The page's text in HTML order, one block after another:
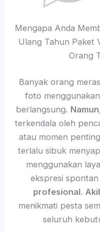
Mengapa Anda
Ulang Tahun Paket
Orang
Banyak orang
foto
berlangsung. Namun
terkendala oleh
atau momen
terlalu sibuk
menggunakan
ekspresi spontan
profesional.
menikmati pesta
seluruh